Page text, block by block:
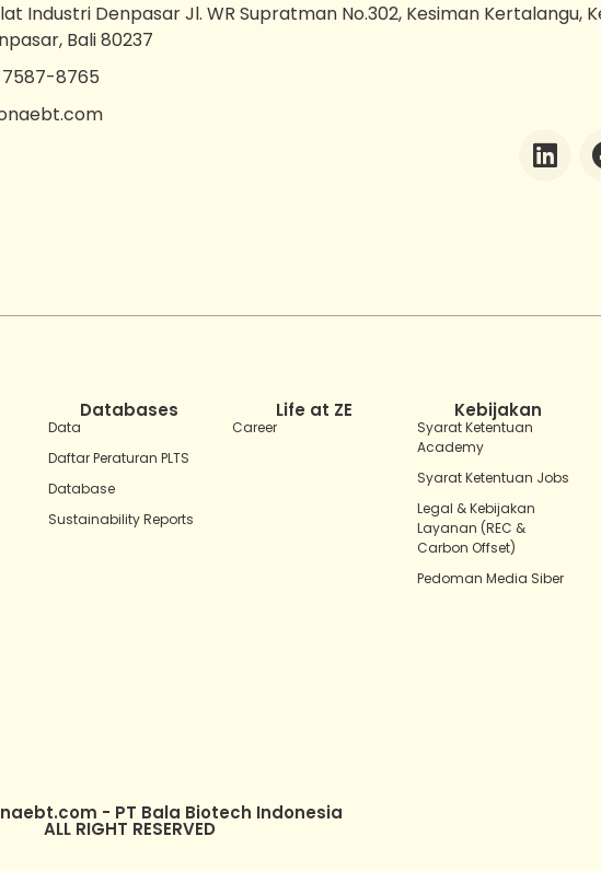
Industri Denpasar Jl. WR Supratman No.302, Kesiman Kertalangu,
Bali 80237
7587-8765
Databases
Data
Daftar Peraturan PLTS
Database
Sustainability Reports
Life at ZE
Career
Kebijakan
Syarat Ketentuan
Academy
Syarat Ketentuan Jobs
Legal & Kebijakan
Layanan (REC &
Carbon Offset)
Pedoman Media Siber
- PT Bala Biotech Indonesia
ALL RIGHT RESERVED